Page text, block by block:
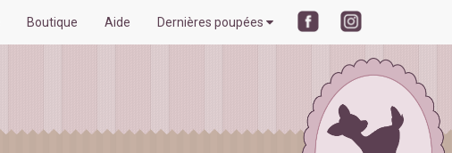
Boutique Aide Dernières poupées